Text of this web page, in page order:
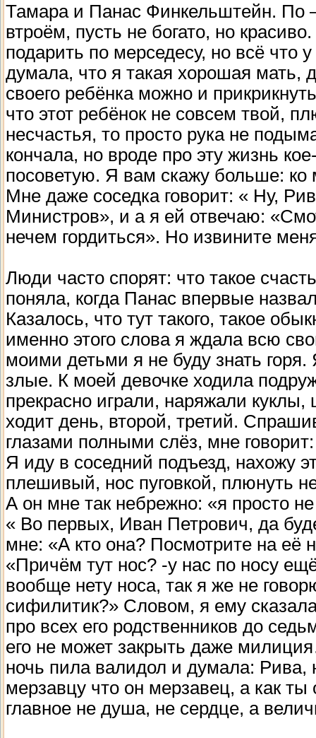
Тамара и Панас Финкельштейн. По
втроём, пусть не богато, но
подарить по мерседесу, но всё что
думала, что я такая хорошая мать,
своего ребёнка можно и
что этот ребёнок не совсем твой,
несчастья, то просто рука не
кончала, но вроде про эту жизнь
посоветую. Я вам скажу больше: ко
Мне даже соседка говорит: « Ну,
Министров», и а я ей отвечаю:
нечем гордиться». Но извините
Люди часто спорят: что такое
поняла, когда Панас впервые
Казалось, что тут такого, такое
именно этого слова я ждала всю
моими детьми я не буду знать
злые. К моей девочке ходила
прекрасно играли, наряжали
ходит день, второй, третий.
глазами полными слёз, мне
Я иду в соседний подъезд, нахожу
плешивый, нос пуговкой, плюнуть
А он мне так небрежно: «я просто
« Во первых, Иван Петрович, да
мне: «А кто она? Посмотрите на её
«Причём тут нос? -у нас по носу
вообще нету носа, так я же не
сифилитик?» Словом, я ему
про всех его родственников до
его не может закрыть даже
ночь пила валидол и думала: Рива,
мерзавцу что он мерзавец, а как
главное не душа, не сердце, а